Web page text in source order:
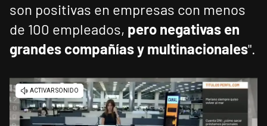
son positivas en empresas con menos
de 100 empleados, pero negativas en
grandes compañías y multinacionales".